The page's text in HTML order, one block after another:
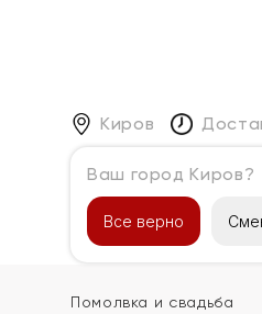
Киров
Ваш город Киров?
Все верно
Каталог
Помолвка и свадьба